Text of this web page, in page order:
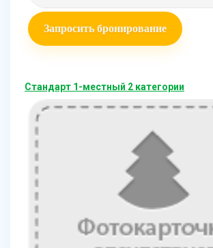
Запросить бронирование
Стандарт 1-местный 2 категории